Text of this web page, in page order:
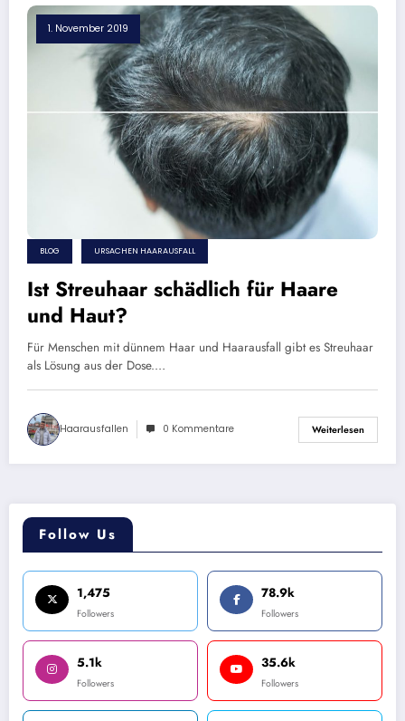
1. November 2019
BLOG URSACHEN HAARAUSFALL
Ist Streuhaar schädlich für Haare
und Haut?
Für Menschen mit dünnem Haar und Haarausfall gibt es Streuhaar
als Lösung aus der Dose.…
Haarausfallen 0 Kommentare Weiterlesen
Follow Us
1,475
Followers
78.9k
Followers
5.1k
Followers
35.6k
Followers